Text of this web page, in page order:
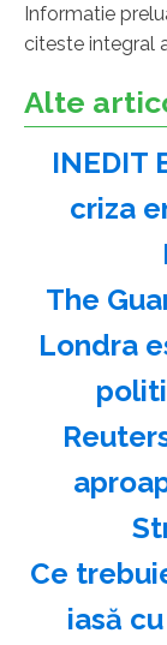
Informatie
citeste integral
Alte
INEDIT
criza
The
Londra
Ce
iasă